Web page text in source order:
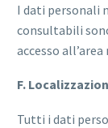
I dati personali
consultabili
accesso
F.
Tutti i dati